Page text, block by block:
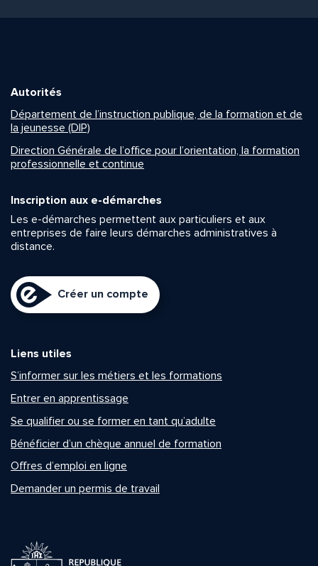
Autorités
Département de l’instruction publique, de la formation et de
la jeunesse (DIP)
Direction Générale de l’office pour l’orientation, la formation
professionnelle et continue
Inscription aux e-démarches
Les e-démarches permettent aux particuliers et aux
entreprises de faire leurs démarches administratives à
distance.
Créer un compte
Liens utiles
S’informer sur les métiers et les formations
Entrer en apprentissage
Se qualifier ou se former en tant qu’adulte
Bénéficier d’un chèque annuel de formation
Offres d’emploi en ligne
Demander un permis de travail